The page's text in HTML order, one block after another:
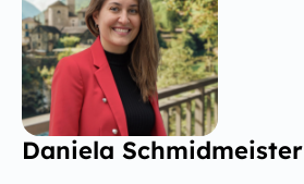
Daniela Schmidmeister